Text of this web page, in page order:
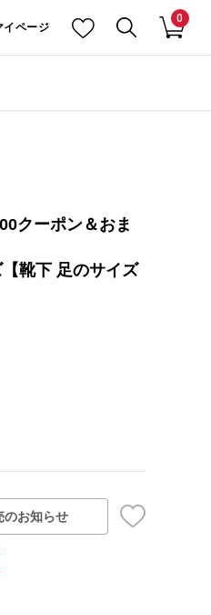
イページ
0
クーポン＆おま
靴下 足のサイズ
のお知らせ